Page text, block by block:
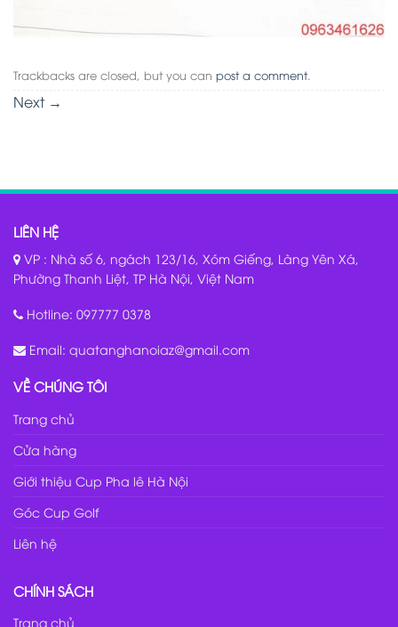
Trackbacks are closed, but you can post a comment.
Next →
LIÊN HỆ
VP : Nhà số 6, ngách 123/16, Xóm Giếng, Làng Yên Xá,
Phường Thanh Liệt, TP Hà Nội, Việt Nam
Hotline: 097777 0378
Email: quatanghanoiaz@gmail.com
VỀ CHÚNG TÔI
Trang chủ
Cửa hàng
Giới thiệu Cup Pha lê Hà Nội
Góc Cup Golf
Liên hệ
CHÍNH SÁCH
Trang chủ